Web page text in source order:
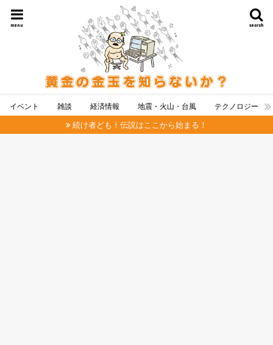
search
menu
イベント 雑談 経済情報 地震・火山・台風 テクノロジー
続け者ども！伝説はここから始まる！